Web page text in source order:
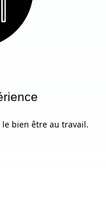
le bien être au travail.